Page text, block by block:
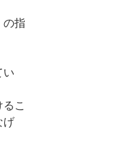
の指
い
こ
げ